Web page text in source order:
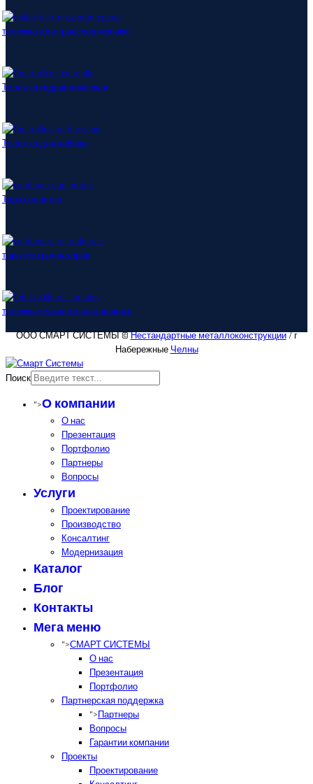
тележка для транспортировки
Тележка гидравлическая
Тележка для кабины
Тара оснастка
тара для радиаторов
тележка для картера маховика
ООО СМАРТ СИСТЕМЫ ©Нестандартные металлоконструкции/ г
Набережные Челны
Поиск
">О компании
О нас
Презентация
Портфолио
Партнеры
Вопросы
Услуги
Проектирование
Производство
Консалтинг
Модернизация
Каталог
Блог
Контакты
Мега меню
">СМАРТ СИСТЕМЫ
О нас
Презентация
Портфолио
Партнерская поддержка
">Партнеры
Вопросы
Гарантии компании
Проекты
Проектирование